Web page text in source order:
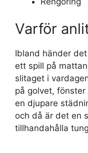
Varför
Ibland händer
ett spill på
slitaget i
på golvet,
en djupare
och då är det en
tillhandahålla